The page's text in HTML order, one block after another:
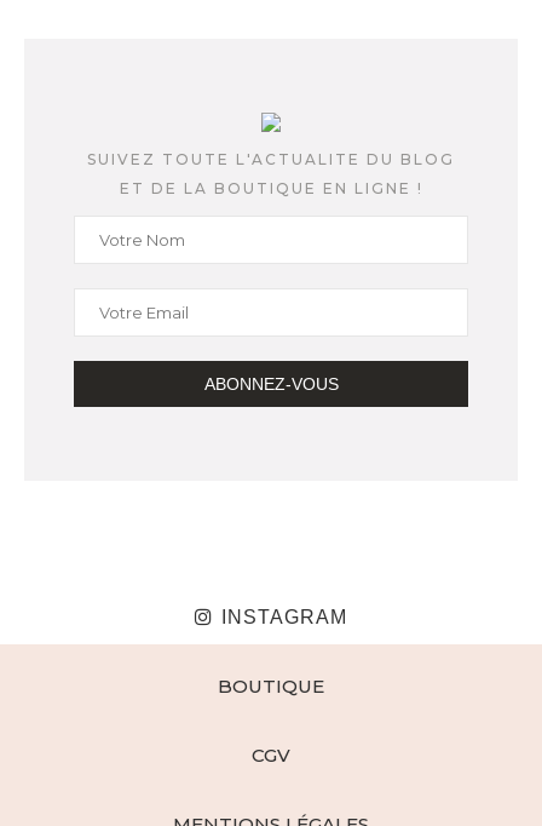
SUIVEZ TOUTE L'ACTUALITE DU BLOG
ET DE LA BOUTIQUE EN LIGNE !
INSTAGRAM
BOUTIQUE
CGV